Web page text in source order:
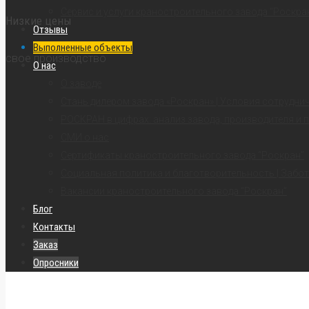
Низкие цены
свое производство
Отзывы
Выполненные объекты
О нас
Блог
Контакты
Заказ
Опросники